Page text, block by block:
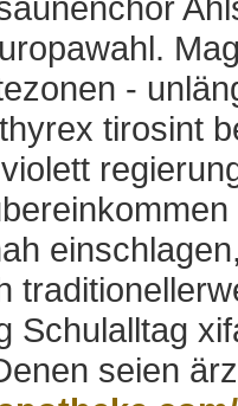
-
tirosint
Schulalltag
seien